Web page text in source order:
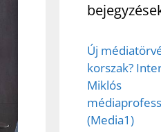
Új
korszak?
Miklós
(Media1)